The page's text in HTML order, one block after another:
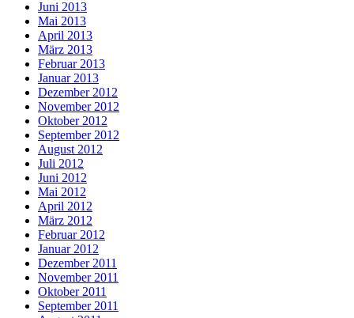
Juni 2013
Mai 2013
April 2013
März 2013
Februar 2013
Januar 2013
Dezember 2012
November 2012
Oktober 2012
September 2012
August 2012
Juli 2012
Juni 2012
Mai 2012
April 2012
März 2012
Februar 2012
Januar 2012
Dezember 2011
November 2011
Oktober 2011
September 2011